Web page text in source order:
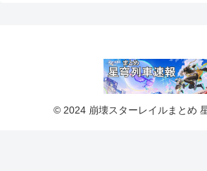
© 2024 崩壊スターレイルまとめ